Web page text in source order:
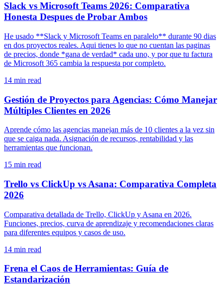
Slack vs Microsoft Teams 2026: Comparativa
Honesta Despues de Probar Ambos
He usado **Slack y Microsoft Teams en paralelo** durante 90 dias
en dos proyectos reales. Aqui tienes lo que no cuentan las paginas
de precios, donde *gana de verdad* cada uno, y por que tu factura
de Microsoft 365 cambia la respuesta por completo.
14 min read
Gestión de Proyectos para Agencias: Cómo Manejar
Múltiples Clientes en 2026
Aprende cómo las agencias manejan más de 10 clientes a la vez sin
que se caiga nada. Asignación de recursos, rentabilidad y las
herramientas que funcionan.
15 min read
Trello vs ClickUp vs Asana: Comparativa Completa
2026
Comparativa detallada de Trello, ClickUp y Asana en 2026.
Funciones, precios, curva de aprendizaje y recomendaciones claras
para diferentes equipos y casos de uso.
14 min read
Frena el Caos de Herramientas: Guía de
Estandarización